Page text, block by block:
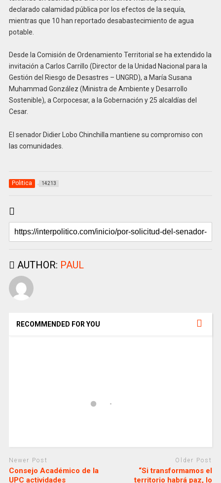
declarado calamidad pública por los efectos de la sequía,
mientras que 10 han reportado desabastecimiento de agua
potable.
Desde la Comisión de Ordenamiento Territorial se ha extendido la
invitación a Carlos Carrillo (Director de la Unidad Nacional para la
Gestión del Riesgo de Desastres – UNGRD), a María Susana
Muhammad González (Ministra de Ambiente y Desarrollo
Sostenible), a Corpocesar, a la Gobernación y 25 alcaldías del
Cesar.
El senador Didier Lobo Chinchilla mantiene su compromiso con
las comunidades.
Politica 14213
AUTHOR: PAUL
RECOMMENDED FOR YOU
Newer Post
Consejo Académico de la
UPC actividades
Older Post
“Si transformamos el
territorio habrá paz, lo